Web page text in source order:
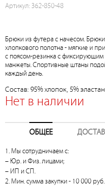
Артикул: 362-850-48
Брюки из футера с начесом.
хлопкового полотна - мягкие и
с поясом-резинка с
манжеты. Спортивные штаны
каждый день.
Состав: 95% хлопок, 5% эластан
Нет в наличии
ОБЩЕЕ
1. Мы сотрудничаем с:
– Юр. и Физ. лицами;
– ИП и СП.
2. Мин. сумма закупки - 10 000 руб.